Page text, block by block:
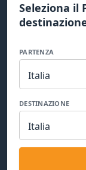
Seleziona il
PARTENZA
Italia
DESTINAZIONE
Italia